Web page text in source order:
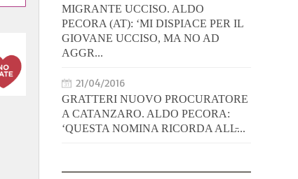
MIGRANTE UCCISO. ALDO
PECORA (AT): ‘MI DISPIACE PER IL
GIOVANE UCCISO, MA NO AD
AGGR...
21/04/2016
GRATTERI NUOVO PROCURATORE
A CATANZARO. ALDO PECORA:
‘QUESTA NOMINA RICORDA ALL̵...